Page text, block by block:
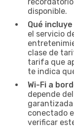
disponible.
Qué
el servicio
clase de
tarifa que
te indica
Wi-Fi a
depende
conectado
verificar